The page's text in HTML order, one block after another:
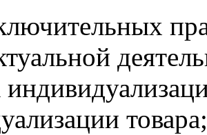
товара;